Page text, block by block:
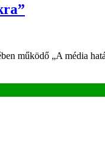
működő „A média